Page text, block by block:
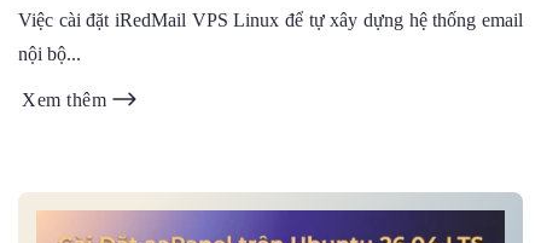
Việc cài đặt iRedMail VPS Linux để tự xây dựng hệ thống email
nội bộ...
Xem thêm